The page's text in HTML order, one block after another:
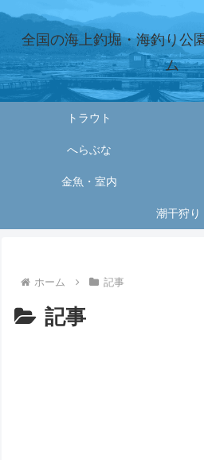
全国の海上釣堀・海釣り公
ム
トラウト
へらぶな
金魚・室内
潮干狩り
ホーム 記事
記事